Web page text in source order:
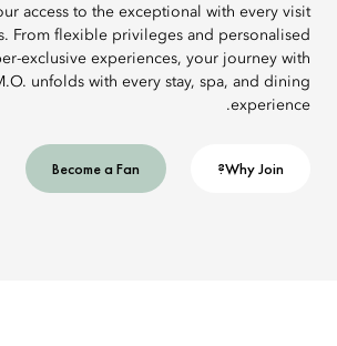
access to the exceptional with every visit
From flexible privileges and personalised
exclusive experiences, your journey with
unfolds with every stay, spa, and dining
experience.
Why Join?
Become a Fan